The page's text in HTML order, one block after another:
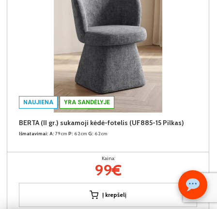
NAUJIENA YRA SANDĖLYJE
BERTA (II gr.) sukamoji kėdė-fotelis (UF885-15 Pilkas)
Išmatavimai: A: 79cm P: 62cm G: 62cm
Kaina:
99€
Į krepšelį